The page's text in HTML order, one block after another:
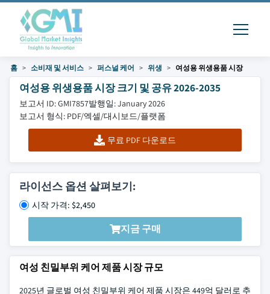
홈 소비재 및 서비스 퍼스널 케어 위생 여성용 위생용품 시장
여성용 위생용품 시장 크기 및 공유 2026-2035
보고서 ID: GMI7857발행일: January 2026
보고서 형식: PDF/엑셀/대시보드/플랫폼
무료 PDF 다운로드
라이선스 옵션 살펴보기:
시작 가격: $2,450
지금 구매
여성 친밀부위 케어 제품 시장 규모
2025년 글로벌 여성 친밀부위 케어 제품 시장은 449억 달러로 추